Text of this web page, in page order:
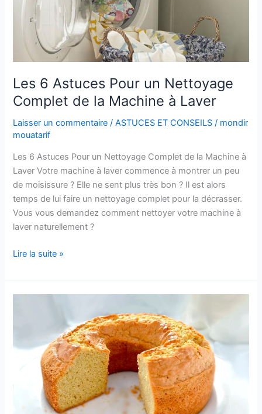
Dans
PATATES
Les 6 Astuces Pour un Nettoyage
Complet de la Machine à Laver
Laisser un commentaire /ASTUCES ET CONSEILS / mondir
mouatarif
Les 6 Astuces Pour un Nettoyage Complet de la Machine à
Laver Votre machine à laver commence à montrer un peu
de moisissure ? Elle ne sent plus très bon ? Il est alors
temps de lui faire un nettoyage complet pour la décrasser.
Vous vous demandez comment nettoyer votre machine à
laver naturellement ?
Les
Astuces
Pour
de
Machine
Lire la suite »